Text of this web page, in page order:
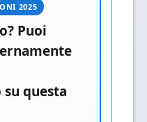
2025
Puoi
questa